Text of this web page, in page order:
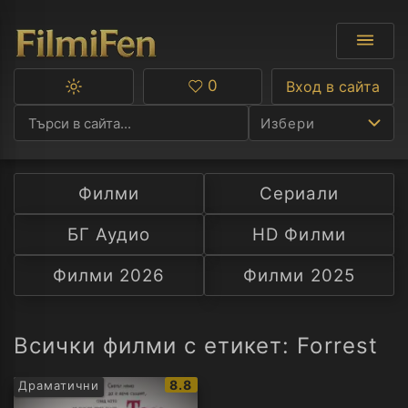
Избери
Ф
С
А
Превключване
тъмна
тема
Любими
0 Вход в сайта
Филми
Сериали
БГ Аудио
HD Филми
Филми 2026
Филми 2025
Всички филми с етикет: Forrest
Драматични
IMDb
8.8